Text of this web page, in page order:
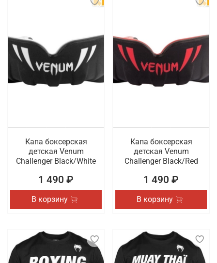
Капа боксерская
детская Venum
Challenger Black/White
1 490 ₽
В корзину
Капа боксерская
детская Venum
Challenger Black/Red
1 490 ₽
В корзину